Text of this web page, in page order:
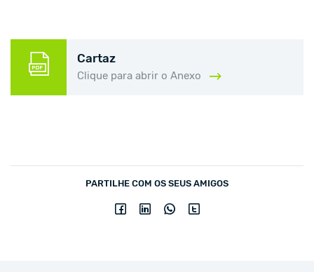
Cartaz
Clique para abrir o Anexo
PARTILHE COM OS SEUS AMIGOS